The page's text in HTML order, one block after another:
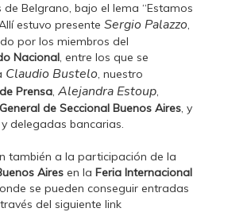
de Belgrano, bajo el lema “Estamos
estuvo presenteSergio Palazzo,
por los miembros del
Nacional, entre los que se
Claudio Bustelo, nuestro
Prensa,Alejandra Estoup,
de Seccional Buenos Aires, y
delegadas bancarias.
también a la participación de la
Aires en laFeria Internacional
se pueden conseguir entradas
del siguiente link